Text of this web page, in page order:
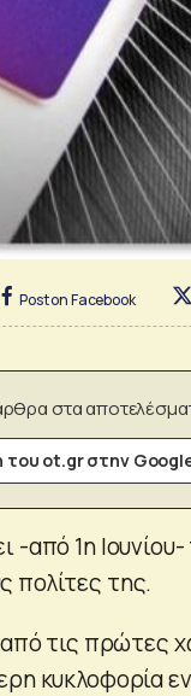
Post on Facebook
στα
του ot.gr στην
-από 1η
πολίτες της.
τις πρώτες
κυκλοφορία